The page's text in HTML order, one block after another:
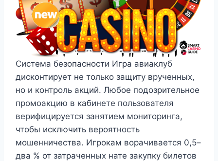
Система безопасности Игра авиаклуб
дисконтирует не только защиту врученных,
но и контроль акций. Любое подозрительное
промоакцию в кабинете пользователя
верифицируется занятием мониторинга,
чтобы исключить вероятность
мошенничества. Игрокам ворачивается 0,5–
два % от затраченных нате закупку билетов